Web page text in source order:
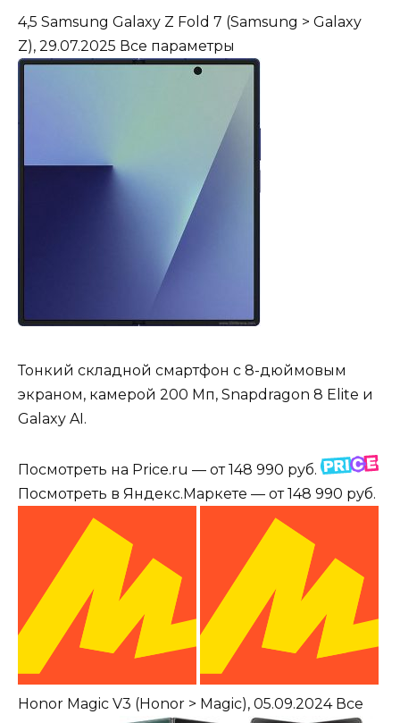
4,5 Samsung Galaxy Z Fold 7 (Samsung > Galaxy
Z), 29.07.2025 Все параметры
Тонкий складной смартфон с 8-дюймовым
экраном, камерой 200 Мп, Snapdragon 8 Elite и
Galaxy AI.
Посмотреть на Price.ru — от 148 990 руб.
Посмотреть в Яндекс.Маркете — от 148 990 руб.
Honor Magic V3 (Honor > Magic), 05.09.2024Все